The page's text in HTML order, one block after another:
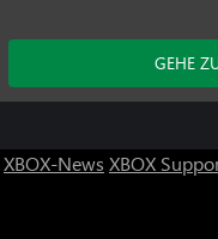
GEHE
XBOX-News XBOX